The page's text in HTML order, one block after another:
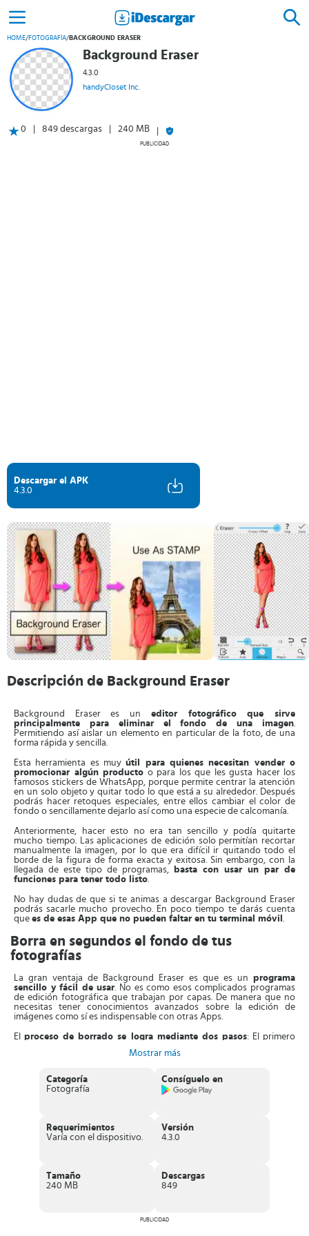
HOME/FOTOGRAFÍA/ BACKGROUND ERASER
Background Eraser
4.3.0
handyCloset Inc.
0 849 descargas 240 MB
PUBLICIDAD
Descargar el APK
4.3.0
Descripción de Background Eraser
Background Eraser es un editor fotográfico que sirve
principalmente para eliminar el fondo de una imagen.
Permitiendo así aislar un elemento en particular de la foto, de una
forma rápida y sencilla.
Esta herramienta es muyútil para quienes necesitan vender o
promocionar algún producto o para los que les gusta hacer los
famosos stickers de WhatsApp, porque permite centrar la atención
en un solo objeto y quitar todo lo que está a su alrededor. Después
podrás hacer retoques especiales, entre ellos cambiar el color de
fondo o sencillamente dejarlo así como una especie de calcomanía.
Anteriormente, hacer esto no era tan sencillo y podía quitarte
mucho tiempo. Las aplicaciones de edición solo permitían recortar
manualmente la imagen, por lo que era difícil ir quitando todo el
borde de la figura de forma exacta y exitosa. Sin embargo, con la
llegada de este tipo de programas,
basta con usar un par de
funciones para tener todo listo.
No hay dudas de que si te animas a descargar Background Eraser
podrás sacarle mucho provecho. En poco tiempo te darás cuenta
que es de esas App que no pueden faltar en tu terminal móvil .
Borra en segundos el fondo de tus
fotografías
La gran ventaja de Background Eraser es que es un programa
sencillo y fácil de usar. No es como esos complicados programas
de edición fotográfica que trabajan por capas. De manera que no
necesitas tener conocimientos avanzados sobre la edición de
imágenes como sí es indispensable con otras Apps.
Elproceso de borrado se logra mediante dos pasos: El primero
segundo implica repasar con el dedo el contorno de la figura que
sistema especial que impide tapar lo que queremos dejar en la
fotografía.
llevaría más tiempo. Sin embargo, ya verás que el
automático funciona muy bien y podrás eliminar la parte de
atrás de cualquier foto
Cuando hayas terminado de editar la imagen, esta
Características de Background Eraser
Mostrar más
Categoría
Fotografía
Consíguelo en
Requerimientos
Varía con el dispositivo.
Versión
4.3.0
Tamaño
240 MB
Descargas
849
PUBLICIDAD